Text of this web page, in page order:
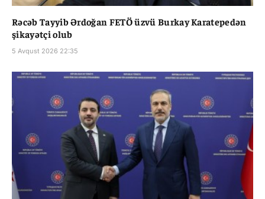
Rəcəb Tayyib Ərdoğan FETÖ üzvü Burkay Karatepedən
şikayətçi olub
5 Avqust 2026 22:35